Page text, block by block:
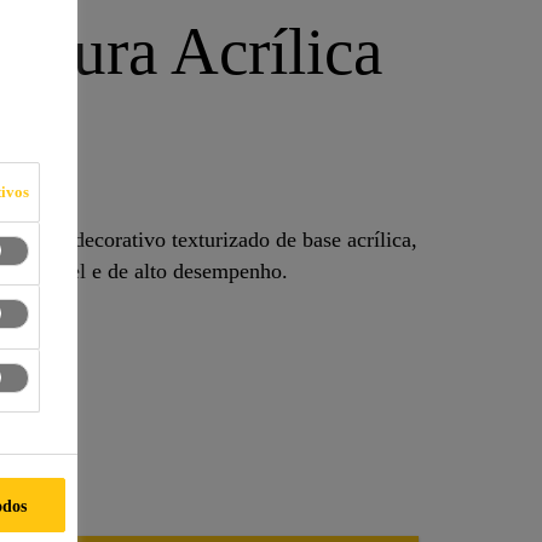
Acrílica
decorativo texturizado de base acrílica,
lavável e de alto desempenho.